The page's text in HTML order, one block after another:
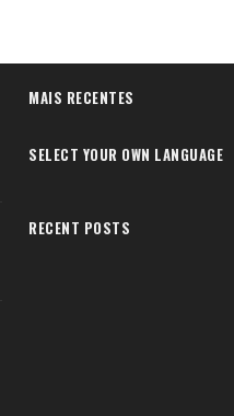
MAIS RECENTES
SELECT YOUR OWN LANGUAGE
RECENT POSTS